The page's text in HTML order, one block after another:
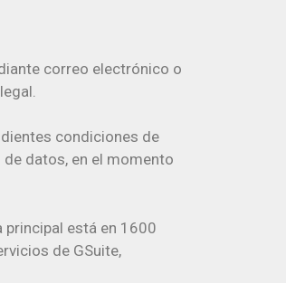
correo electrónico o
condiciones de
datos, en el momento
principal está en 1600
de GSuite,